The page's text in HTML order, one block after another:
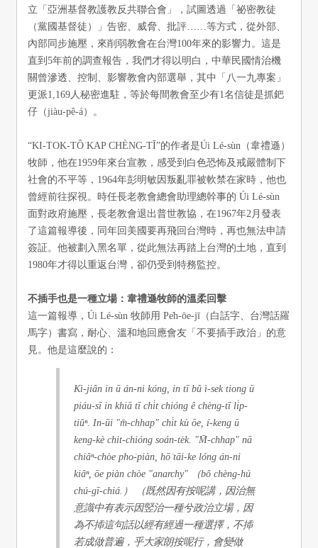
立「亞洲基督教護教反共聯合會」，試圖透過「祕密教徒
（黨國基督徒）」告密、威脅、批評……等方式，從外部、
內部同步施壓，來削弱教會在台灣100年來的影響力。這是
直到5年前的調查報告，我們才得以明白，中華民國情治機
關曾滲透、控制、影響教會內部選舉，其中「八一九專案」
更派1,169人秘密進駐，等於每間教會至少有1名信徒是抓鈀
仔（jiàu-pê-á）。
“KI-TOK-TÔ͘ KAP CHÈNG-TĪ”的作者是Úi Lé-sùn（韋禮遜）
牧師，他在1959年來台宣教，感受到白色恐怖及戒嚴體制下
社會的不平等，1964年彭明敏因叛亂罪被軟禁在家時，他也
曾經前往探視。時任長老教會總會助理總幹事的 Úi Lé-sùn
面對政府施壓，長老教會退出普世教協，在1967年2月發表
了這篇報導後，同年回美國要再飛回台灣時，再也無法申請
簽証。他被劃入黑名單，從此無法再踏上台灣的土地，直到
1980年才得以重返台灣，卻仍受到特務監控。
不插手也是一種立場：韋禮遜牧師的溫柔回擊
這一篇報導，Úi Lé-sùn 牧師用 Pe̍h-ōe-jī（白話字、台灣話羅
馬字）書寫，耐心、溫和地回應會友「不要插手政治」的意
見。他是這麼說的：
Kì-jiân in ū án-ni kóng, in tī bû ì-sek tiong ū
piáu-sī in khiā tī chi̍t chióng ê chèng-tī li̍p-
tiûⁿ. In-ūi "m̄-chhap" chi̍t kù ōe, í-keng ū
keng-kè chit-chióng soán-te̍k. "M̄-chhap" nā
chiâⁿ-chòe pho͘-piàn, hō͘ tāi-ke lóng án-ni
kiâⁿ, ōe piàn chòe "anarchy" （bô chèng-hú
chú-gī-chiá.） （既然因有按呢講，因治無
意識中有表示因竪治一種兮政治立場，因
為不揷這句話以經有經過一種選擇，不揷
若成做普遍，乎大家朗按呢行，會變做